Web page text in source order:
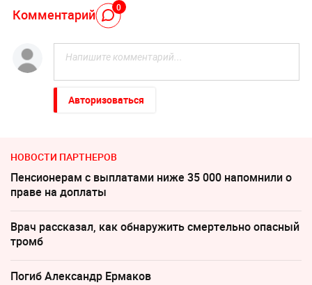
Комментарий 0
Авторизоваться
НОВОСТИ ПАРТНЕРОВ
Пенсионерам с выплатами ниже 35 000 напомнили о
праве на доплаты
Врач рассказал, как обнаружить смертельно опасный
тромб
Погиб Александр Ермаков